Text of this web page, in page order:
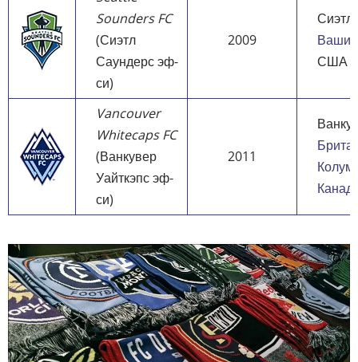
Sounders FC
(Сиэтл
Саундерс эф-
си)
2009
Сиэтл,
США
Vancouver
Whitecaps FC
(Ванкувер
Уайткэпс эф-
си)
2011